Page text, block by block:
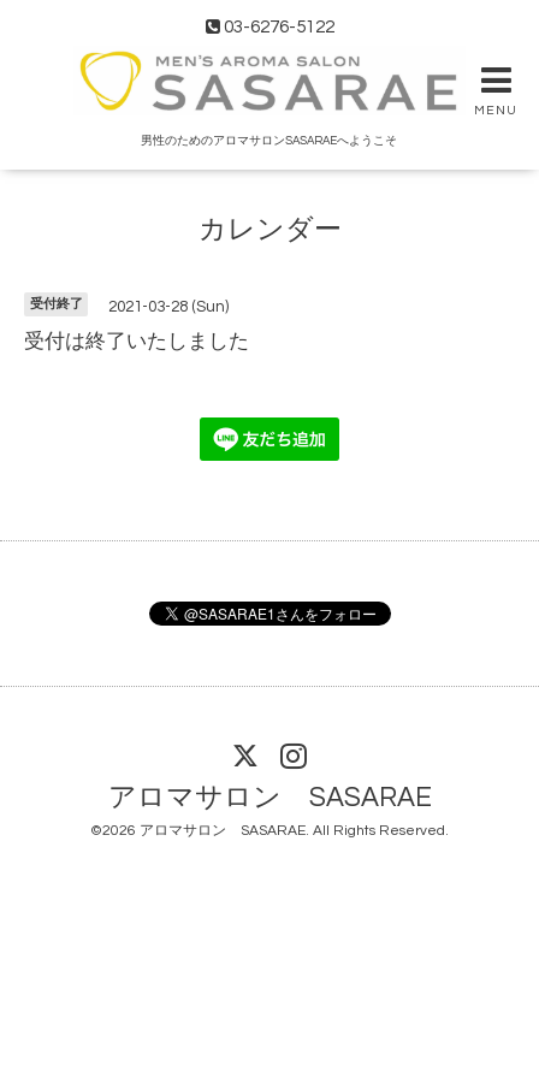
03-6276-5122
MENU
男性のためのアロマサロンSASARAEへようこそ
カレンダー
受付終了 2021-03-28 (Sun)
受付は終了いたしました
アロマサロン SASARAE
©2026 アロマサロン SASARAE. All Rights Reserved.